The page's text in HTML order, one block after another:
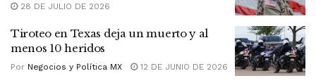
28 DE JULIO DE 2026
Tiroteo en Texas deja un muerto y al
menos 10 heridos
Por Negocios y Política MX 12 DE JUNIO DE 2026